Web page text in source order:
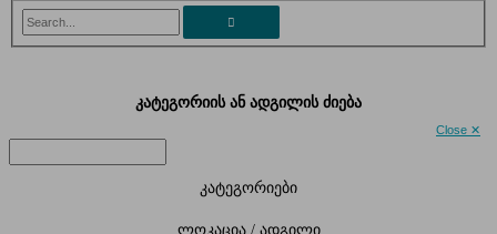
Search...
Close ✕
კატეგორიის ან ადგილის ძიება
კატეგორიები
ლოკაცია / ადგილი